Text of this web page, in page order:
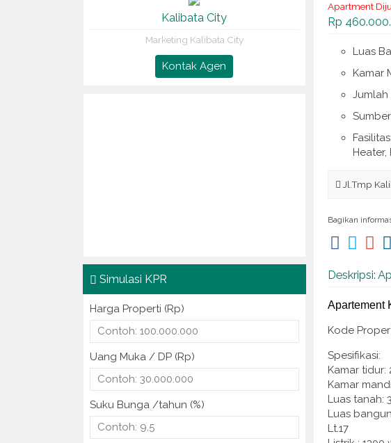
Apartment
Rp
Luas
Kamar
Jumlah
Jl.Tmp
Bagikan
Deskripsi:
Apartement
Kode
Spesifikasi:
Kamar tidur:
Kamar
Luas tanah:
Luas
Lt.17
Kalibata City
Marketing Kalibata City
Kontak Agen
Simulasi KPR
Harga Properti (Rp)
Uang Muka / DP (Rp)
Suku Bunga /tahun (%)